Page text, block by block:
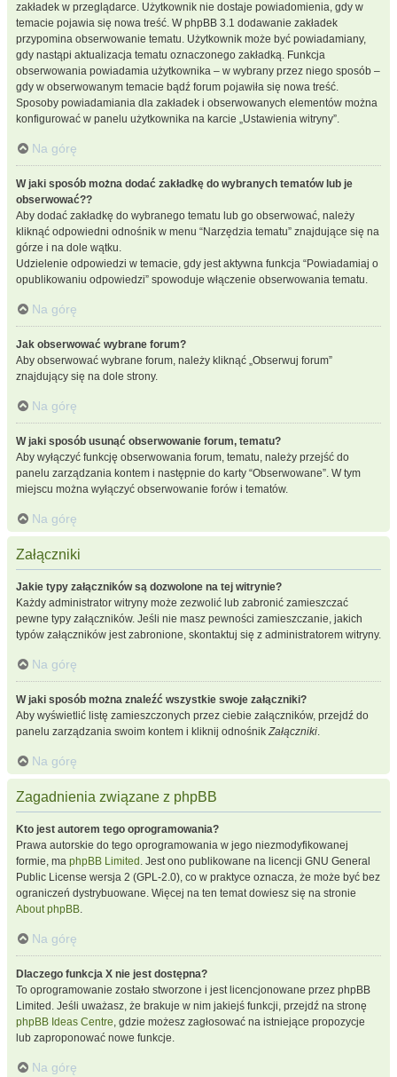
zakładek w przeglądarce. Użytkownik nie dostaje powiadomienia, gdy w
temacie pojawia się nowa treść. W phpBB 3.1 dodawanie zakładek
przypomina obserwowanie tematu. Użytkownik może być powiadamiany,
gdy nastąpi aktualizacja tematu oznaczonego zakładką. Funkcja
obserwowania powiadamia użytkownika – w wybrany przez niego sposób –
gdy w obserwowanym temacie bądź forum pojawiła się nowa treść.
Sposoby powiadamiania dla zakładek i obserwowanych elementów można
konfigurować w panelu użytkownika na karcie „Ustawienia witryny”.
Na górę
W jaki sposób można dodać zakładkę do wybranych tematów lub je
obserwować??
Aby dodać zakładkę do wybranego tematu lub go obserwować, należy
kliknąć odpowiedni odnośnik w menu “Narzędzia tematu” znajdujące się na
górze i na dole wątku.
Udzielenie odpowiedzi w temacie, gdy jest aktywna funkcja “Powiadamiaj o
opublikowaniu odpowiedzi” spowoduje włączenie obserwowania tematu.
Na górę
Jak obserwować wybrane forum?
Aby obserwować wybrane forum, należy kliknąć „Obserwuj forum”
znajdujący się na dole strony.
Na górę
W jaki sposób usunąć obserwowanie forum, tematu?
Aby wyłączyć funkcję obserwowania forum, tematu, należy przejść do
panelu zarządzania kontem i następnie do karty “Obserwowane”. W tym
miejscu można wyłączyć obserwowanie forów i tematów.
Na górę
Załączniki
Jakie typy załączników są dozwolone na tej witrynie?
Każdy administrator witryny może zezwolić lub zabronić zamieszczać
pewne typy załączników. Jeśli nie masz pewności zamieszczanie, jakich
typów załączników jest zabronione, skontaktuj się z administratorem witryny.
Na górę
W jaki sposób można znaleźć wszystkie swoje załączniki?
Aby wyświetlić listę zamieszczonych przez ciebie załączników, przejdź do
panelu zarządzania swoim kontem i kliknij odnośnikZałączniki.
Na górę
Zagadnienia związane z phpBB
Kto jest autorem tego oprogramowania?
Prawa autorskie do tego oprogramowania w jego niezmodyfikowanej
formie, ma phpBB Limited . Jest ono publikowane na licencji GNU General
Public License wersja 2 (GPL-2.0), co w praktyce oznacza, że może być bez
ograniczeń dystrybuowane. Więcej na ten temat dowiesz się na stronie
About phpBB.
Na górę
Dlaczego funkcja X nie jest dostępna?
To oprogramowanie zostało stworzone i jest licencjonowane przez phpBB
Limited. Jeśli uważasz, że brakuje w nim jakiejś funkcji, przejdź na stronę
phpBB Ideas Centre, gdzie możesz zagłosować na istniejące propozycje
lub zaproponować nowe funkcje.
Na górę